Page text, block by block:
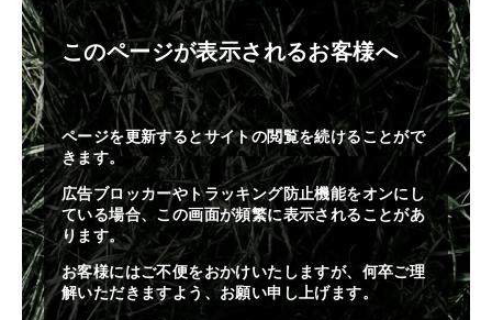
このページが表示されるお客様へ
ページを更新するとサイトの閲覧を続けることがで
きます。
広告ブロッカーやトラッキング防止機能をオンにし
ている場合、この画面が頻繁に表示されることがあ
ります。
お客様にはご不便をおかけいたしますが、何卒ご理
解いただきますよう、お願い申し上げます。